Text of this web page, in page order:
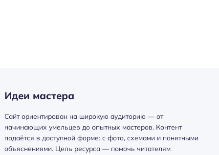
Идеи мастера
Сайт ориентирован на широкую аудиторию — от
начинающих умельцев до опытных мастеров. Контент
подаётся в доступной форме: с фото, схемами и понятными
объяснениями. Цель ресурса — помочь читателям